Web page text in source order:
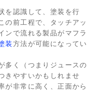
を認識して、塗装を行
の前工程で、タッチアッ
ンで流れる製品がマフラ
装方法が可能になってい
多く（つまりジュースの
きやすいかもしれませ
が非常に高く、正面から